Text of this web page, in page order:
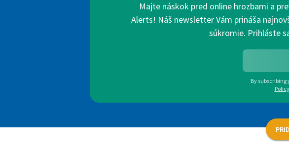
Majte náskok pred online hrozbami a
Alerts! Náš newsletter Vám prináša
súkromie. Prihláste
By subscribing
Policy